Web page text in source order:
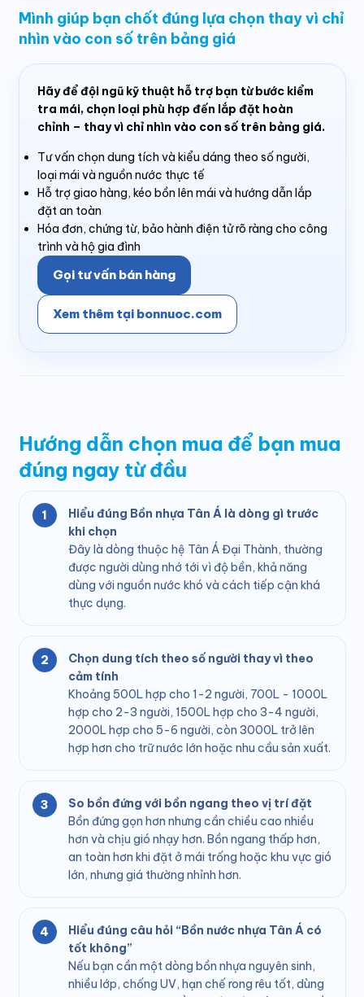
Mình giúp bạn chốt đúng lựa chọn thay vì chỉ
nhìn vào con số trên bảng giá
Hãy để đội ngũ kỹ thuật hỗ trợ bạn từ bước kiểm
tra mái, chọn loại phù hợp đến lắp đặt hoàn
chỉnh – thay vì chỉ nhìn vào con số trên bảng giá.
Tư vấn chọn dung tích và kiểu dáng theo số người,
loại mái và nguồn nước thực tế
Hỗ trợ giao hàng, kéo bồn lên mái và hướng dẫn lắp
đặt an toàn
Hóa đơn, chứng từ, bảo hành điện tử rõ ràng cho công
trình và hộ gia đình
Gọi tư vấn bán hàng
Xem thêm tại bonnuoc.com
Hướng dẫn chọn mua để bạn mua
đúng ngay từ đầu
Hiểu đúng Bồn nhựa Tân Á là dòng gì trước
khi chọn
Đây là dòng thuộc hệ Tân Á Đại Thành, thường
được người dùng nhớ tới vì độ bền, khả năng
dùng với nguồn nước khó và cách tiếp cận khá
thực dụng.
Chọn dung tích theo số người thay vì theo
cảm tính
Khoảng 500L hợp cho 1-2 người, 700L - 1000L
hợp cho 2-3 người, 1500L hợp cho 3-4 người,
2000L hợp cho 5-6 người, còn 3000L trở lên
hợp hơn cho trữ nước lớn hoặc nhu cầu sản xuất.
So bồn đứng với bồn ngang theo vị trí đặt
Bồn đứng gọn hơn nhưng cần chiều cao nhiều
hơn và chịu gió nhạy hơn. Bồn ngang thấp hơn,
an toàn hơn khi đặt ở mái trống hoặc khu vực gió
lớn, nhưng giá thường nhỉnh hơn.
Hiểu đúng câu hỏi “Bồn nước nhựa Tân Á có
tốt không”
Nếu bạn cần một dòng bồn nhựa nguyên sinh,
nhiều lớp, chống UV, hạn chế rong rêu tốt, dùng